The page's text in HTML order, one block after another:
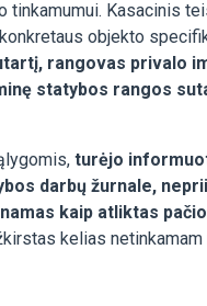
tinkamumui. Kasacinis
objekto
rangovas privalo
statybos rangos
turėjo
darbų žurnale,
kaip atliktas
kelias netinkamam